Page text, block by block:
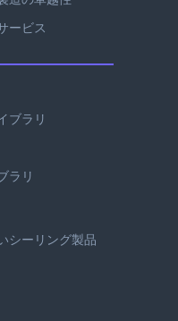
ービス
ブラリ
ラリ
シーリング製品